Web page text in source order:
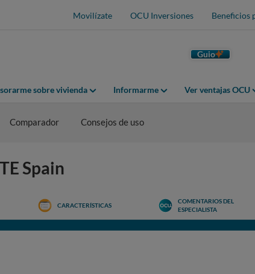
Movilízate OCU Inversiones Beneficios
Guio
sobre vivienda Informarme Ver ventajas OCU
Comparador Consejos de uso
Spain
CARACTERÍSTICAS
COMENTARIOS DEL
ESPECIALISTA